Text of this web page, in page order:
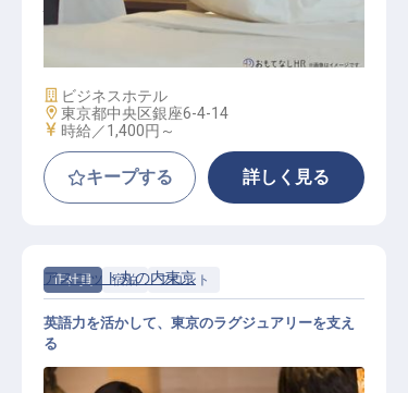
ハウスキーパー・インスペクション
/ パート・アルバイト
施設業態
ビジネスホテル
勤務地
東京都中央区銀座6-4-14
給与
時給／1,400円～
キープする 詳しく見る
正社員 宿泊 フロント
アスコット丸の内東京
英語力を活かして、東京のラグジュアリーを支え
る